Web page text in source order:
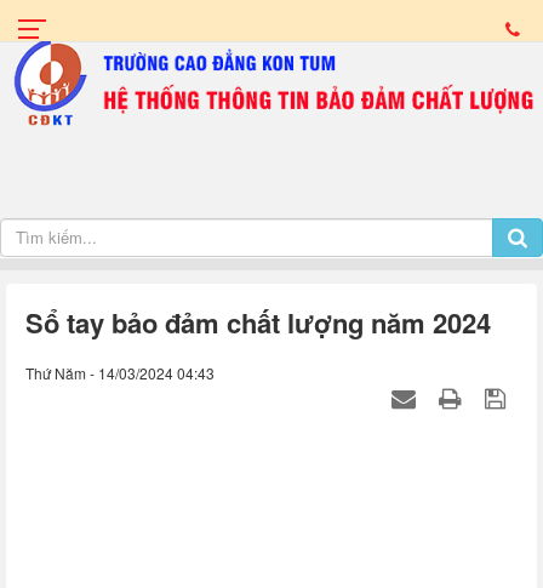
Sổ tay bảo đảm chất lượng năm 2024
Thứ Năm - 14/03/2024 04:43